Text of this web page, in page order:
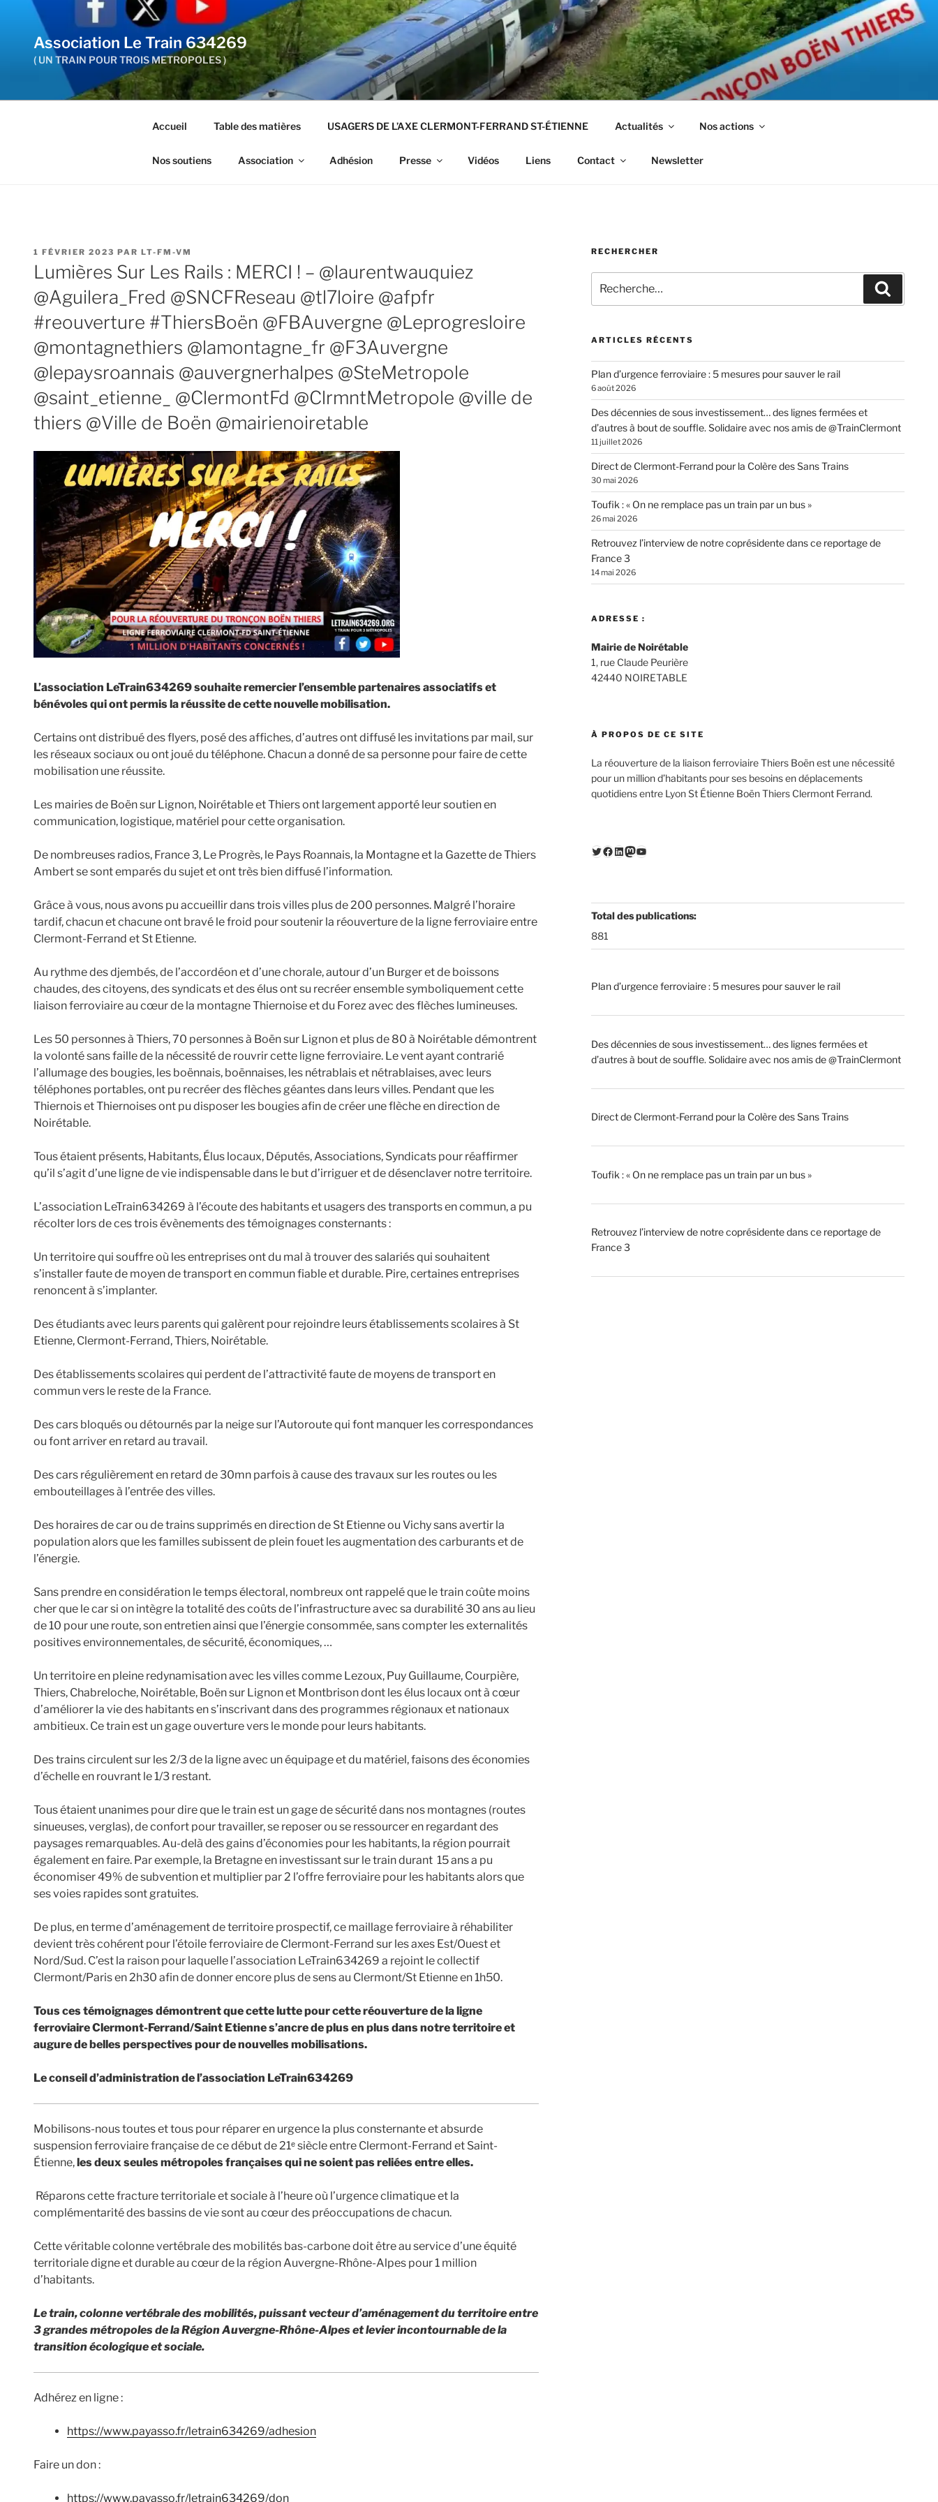
contenu
principal
Association Le Train 634269
( UN TRAIN POUR TROIS METROPOLES )
Accueil Table des matières USAGERS DE L’AXE CLERMONT-FERRAND ST-ÉTIENNE Actualités Nos actions
Nos soutiens Association Adhésion Presse Vidéos Liens Contact Newsletter
PUBLIÉ
LE
1 FÉVRIER 2023 PAR LT-FM-VM
Lumières Sur Les Rails : MERCI ! – @laurentwauquiez
@Aguilera_Fred @SNCFReseau @tl7loire @afpfr
#reouverture #ThiersBoën @FBAuvergne @Leprogresloire
@montagnethiers @lamontagne_fr @F3Auvergne
@lepaysroannais @auvergnerhalpes @SteMetropole
@saint_etienne_ @ClermontFd @ClrmntMetropole @ville de
thiers @Ville de Boën @mairienoiretable
L’association LeTrain634269 souhaite remercier l’ensemble partenaires associatifs et
bénévoles qui ont permis la réussite de cette nouvelle mobilisation.
Certains ont distribué des flyers, posé des affiches, d’autres ont diffusé les invitations par mail, sur
les réseaux sociaux ou ont joué du téléphone. Chacun a donné de sa personne pour faire de cette
mobilisation une réussite.
Les mairies de Boën sur Lignon, Noirétable et Thiers ont largement apporté leur soutien en
communication, logistique, matériel pour cette organisation.
De nombreuses radios, France 3, Le Progrès, le Pays Roannais, la Montagne et la Gazette de Thiers
Ambert se sont emparés du sujet et ont très bien diffusé l’information.
Grâce à vous, nous avons pu accueillir dans trois villes plus de 200 personnes. Malgré l’horaire
tardif, chacun et chacune ont bravé le froid pour soutenir la réouverture de la ligne ferroviaire entre
Clermont-Ferrand et St Etienne.
Au rythme des djembés, de l’accordéon et d’une chorale, autour d’un Burger et de boissons
chaudes, des citoyens, des syndicats et des élus ont su recréer ensemble symboliquement cette
liaison ferroviaire au cœur de la montagne Thiernoise et du Forez avec des flèches lumineuses.
Les 50 personnes à Thiers, 70 personnes à Boën sur Lignon et plus de 80 à Noirétable démontrent
la volonté sans faille de la nécessité de rouvrir cette ligne ferroviaire. Le vent ayant contrarié
l’allumage des bougies, les boënnais, boënnaises, les nétrablais et nétrablaises, avec leurs
téléphones portables, ont pu recréer des flèches géantes dans leurs villes. Pendant que les
Thiernois et Thiernoises ont pu disposer les bougies afin de créer une flèche en direction de
Noirétable.
Tous étaient présents, Habitants, Élus locaux, Députés, Associations, Syndicats pour réaffirmer
qu’il s’agit d’une ligne de vie indispensable dans le but d’irriguer et de désenclaver notre territoire.
L’association LeTrain634269 à l’écoute des habitants et usagers des transports en commun, a pu
récolter lors de ces trois évènements des témoignages consternants :
Un territoire qui souffre où les entreprises ont du mal à trouver des salariés qui souhaitent
s’installer faute de moyen de transport en commun fiable et durable. Pire, certaines entreprises
renoncent à s’implanter.
Des étudiants avec leurs parents qui galèrent pour rejoindre leurs établissements scolaires à St
Etienne, Clermont-Ferrand, Thiers, Noirétable.
Des établissements scolaires qui perdent de l’attractivité faute de moyens de transport en
commun vers le reste de la France.
Des cars bloqués ou détournés par la neige sur l’Autoroute qui font manquer les correspondances
ou font arriver en retard au travail.
Des cars régulièrement en retard de 30mn parfois à cause des travaux sur les routes ou les
embouteillages à l’entrée des villes.
Des horaires de car ou de trains supprimés en direction de St Etienne ou Vichy sans avertir la
population alors que les familles subissent de plein fouet les augmentation des carburants et de
l’énergie.
Sans prendre en considération le temps électoral, nombreux ont rappelé que le train coûte moins
cher que le car si on intègre la totalité des coûts de l’infrastructure avec sa durabilité 30 ans au lieu
de 10 pour une route, son entretien ainsi que l’énergie consommée, sans compter les externalités
positives environnementales, de sécurité, économiques, …
Un territoire en pleine redynamisation avec les villes comme Lezoux, Puy Guillaume, Courpière,
Thiers, Chabreloche, Noirétable, Boën sur Lignon et Montbrison dont les élus locaux ont à cœur
d’améliorer la vie des habitants en s’inscrivant dans des programmes régionaux et nationaux
ambitieux. Ce train est un gage ouverture vers le monde pour leurs habitants.
Des trains circulent sur les 2/3 de la ligne avec un équipage et du matériel, faisons des économies
d’échelle en rouvrant le 1/3 restant.
Tous étaient unanimes pour dire que le train est un gage de sécurité dans nos montagnes (routes
sinueuses, verglas), de confort pour travailler, se reposer ou se ressourcer en regardant des
paysages remarquables. Au-delà des gains d’économies pour les habitants, la région pourrait
également en faire. Par exemple, la Bretagne en investissant sur le train durant 15 ans a pu
économiser 49% de subvention et multiplier par 2 l’offre ferroviaire pour les habitants alors que
ses voies rapides sont gratuites.
De plus, en terme d’aménagement de territoire prospectif, ce maillage ferroviaire à réhabiliter
devient très cohérent pour l’étoile ferroviaire de Clermont-Ferrand sur les axes Est/Ouest et
Nord/Sud. C’est la raison pour laquelle l’association LeTrain634269 a rejoint le collectif
Clermont/Paris en 2h30 afin de donner encore plus de sens au Clermont/St Etienne en 1h50.
Tous ces témoignages démontrent que cette lutte pour cette réouverture de la ligne
ferroviaire Clermont-Ferrand/Saint Etienne s’ancre de plus en plus dans notre territoire et
augure de belles perspectives pour de nouvelles mobilisations.
Le conseil d’administration de l’association LeTrain634269
Mobilisons-nous toutes et tous pour réparer en urgence la plus consternante et absurde
suspension ferroviaire française de ce début de 21ᵉ siècle entre Clermont-Ferrand et Saint-
Étienne,les deux seules métropoles françaises qui ne soient pas reliées entre elles.
Réparons cette fracture territoriale et sociale à l’heure où l’urgence climatique et la
complémentarité des bassins de vie sont au cœur des préoccupations de chacun.
Cette véritable colonne vertébrale des mobilités bas-carbone doit être au service d’une équité
territoriale digne et durable au cœur de la région Auvergne-Rhône-Alpes pour 1 million
d’habitants.
Le train, colonne vertébrale des mobilités, puissant vecteur d’aménagement du territoire entre
3 grandes métropoles de la Région Auvergne-Rhône-Alpes et levier incontournable de la
transition écologique et sociale.
Adhérez en ligne :
https://www.payasso.fr/letrain634269/adhesion
Faire un don :
https://www.payasso.fr/letrain634269/don
RECHERCHER
pour
:
ARTICLES RÉCENTS
Plan d’urgence ferroviaire : 5 mesures pour sauver le rail
6 août 2026
Des décennies de sous investissement… des lignes fermées et
d’autres à bout de souffle. Solidaire avec nos amis de @TrainClermont
11 juillet 2026
Direct de Clermont-Ferrand pour la Colère des Sans Trains
30 mai 2026
Toufik : « On ne remplace pas un train par un bus »
26 mai 2026
Retrouvez l’interview de notre coprésidente dans ce reportage de
France 3
14 mai 2026
ADRESSE :
Mairie de Noirétable
1, rue Claude Peurière
42440 NOIRETABLE
À PROPOS DE CE SITE
La réouverture de la liaison ferroviaire Thiers Boën est une nécessité
pour un million d’habitants pour ses besoins en déplacements
quotidiens entre Lyon St Étienne Boën Thiers Clermont Ferrand.
Twitter
Facebook
LinkedIn
Mastodon
YouTube
Total des publications:
881
Plan d’urgence ferroviaire : 5 mesures pour sauver le rail
Des décennies de sous investissement… des lignes fermées et
d’autres à bout de souffle. Solidaire avec nos amis de @TrainClermont
Direct de Clermont-Ferrand pour la Colère des Sans Trains
Toufik : « On ne remplace pas un train par un bus »
Retrouvez l’interview de notre coprésidente dans ce reportage de
France 3